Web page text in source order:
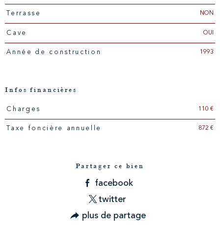
Terrasse NON
Cave OUI
Année de construction 1993
Infos financières
Caractéristiques
Charges 110 €
Taxe foncière annuelle 872 €
Partager ce bien
facebook
twitter
plus de partage